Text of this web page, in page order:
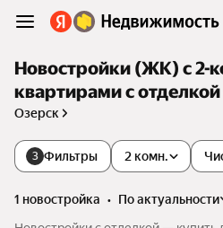
Новостройки (ЖК) с 2-
квартирами с
Озерск
3 Фильтры 2 комн.
1 новостройка •
по актуальности